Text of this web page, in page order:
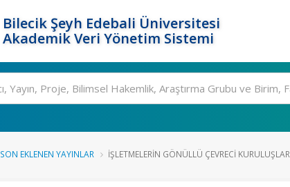
Bilecik Şeyh Edebali Üniversitesi
Akademik Veri Yönetim Sistemi
SON EKLENEN YAYINLAR İŞLETMELERIN GÖNÜLLÜ ÇEVRECI